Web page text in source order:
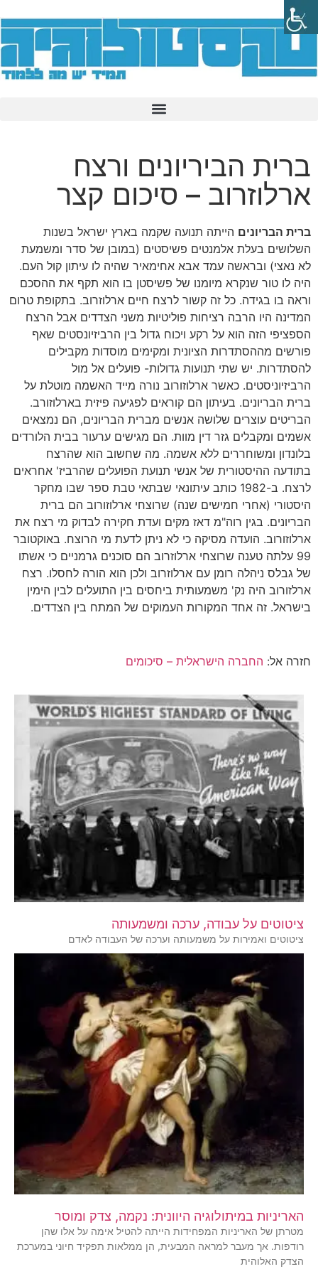
ברית הביריונים ורצח
ארלוזרוב – סיכום קצר
ברית הבריונים הייתה תנועה שקמה בארץ ישראל בשנות
השלושים בעלת אלמנטים פשיסטים (במובן של סדר ומשמעת
לא נאצי) ובראשה עמד אבא אחימאיר שהיה לו עיתון קול העם.
היה לו טור שנקרא מיומנו של פשיסטן בו הוא תקף את ההסכם
וראה בו בגידה. כל זה קשור לרצח חיים ארלוזרוב. בתקופת טרום
המדינה היו הרבה רציחות פוליטיות משני הצדדים אבל הרצח
הספציפי הזה הוא על רקע ויכוח גדול בין הרביזיונסטים שאף
פורשים מההסתדרות הציונית ומקימים מוסדות מקבילים
להסתדרות. יש שתי תנועות גדולות- פועלים אל מול
הרביזיוניסטים. כאשר ארלוזורוב נורה מייד האשמה מוטלת על
ברית הבריונים. בעיתון הם קוראים לפגיעה פיזית בארלוזורב.
הבריטים עוצרים שלושה אנשים מברית הבריונים, הם נמצאים
אשמים ומקבלים גזר דין מוות. הם מגישים ערעור בבית הלורדים
בלונדון ומשוחררים ללא אשמה. מה שחשוב הוא שהרצח
בתודעה ההיסטורית של אנשי תנועת הפועלים שהרביז' אחראים
לרצח. ב-1982 כותב עיתונאי שבתאי טבת ספר שבו מחקר
היסטורי (אחרי חמישים שנה) שרוצחי ארלוזורוב הם ברית
הבריונים. בגין רוה"מ דאז מקים ועדת חקירה לבדוק מי רצח את
ארלוזורוב. הועדה מסיקה כי לא ניתן לדעת מי הרוצח. באוקטובר
99 עלתה טענה שרוצחי ארלוזרוב הם סוכנים גרמניים כי אשתו
של גבלס ניהלה רומן עם ארלוזרוב ולכן הוא הורה לחסלו. רצח
ארלזורוב היה נק' משמעותית ביחסים בין התועלים לבין הימין
בישראל. זה אחד המקורות העמוקים של המתח בין הצדדים.
חזרה אל: החברה הישראלית – סיכומים
ציטוטים על עבודה, ערכה ומשמעותה
ציטוטים ואמירות על משמעותה וערכה של העבודה לאדם
האריניות במיתולוגיה היוונית: נקמה, צדק ומוסר
מטרתן של האריניות המפחידות הייתה להטיל אימה על אלו שהן
רודפות. אך מעבר למראה המבעית, הן ממלאות תפקיד חיוני במערכת
הצדק האלוהית